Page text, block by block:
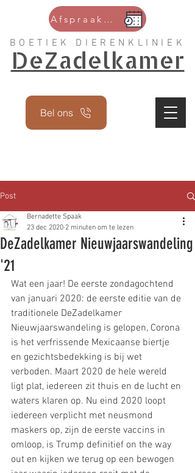
Bel ons
DeZadelkamer
BOETIEK DIERENKLINIEK
Afspraak maken
Post
DeZadelkamer Nieuwjaarswandeling
'21
Bernadette Spaak
23 dec 2020 2 minuten om te lezen
Wat een jaar! De eerste zondagochtend
van januari 2020: de eerste editie van de
traditionele DeZadelkamer
Nieuwjaarswandeling is gelopen, Corona
is het verfrissende Mexicaanse biertje
en gezichtsbedekking is bij wet
verboden. Maart 2020 de hele wereld
ligt plat, iedereen zit thuis en de lucht en
waters klaren op. Nu eind 2020 loopt
iedereen verplicht met neusmond
maskers op, zijn de eerste vaccins in
omloop, is Trump definitief on the way
out en kijken we terug op een bewogen